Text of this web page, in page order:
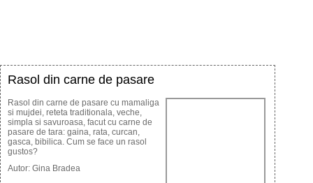
Rasol din carne de pasare
Rasol din carne de pasare cu mamaliga
si mujdei, reteta traditionala, veche,
simpla si savuroasa, facut cu carne de
pasare de tara: gaina, rata, curcan,
gasca, bibilica. Cum se face un rasol
gustos?
Autor: Gina Bradea